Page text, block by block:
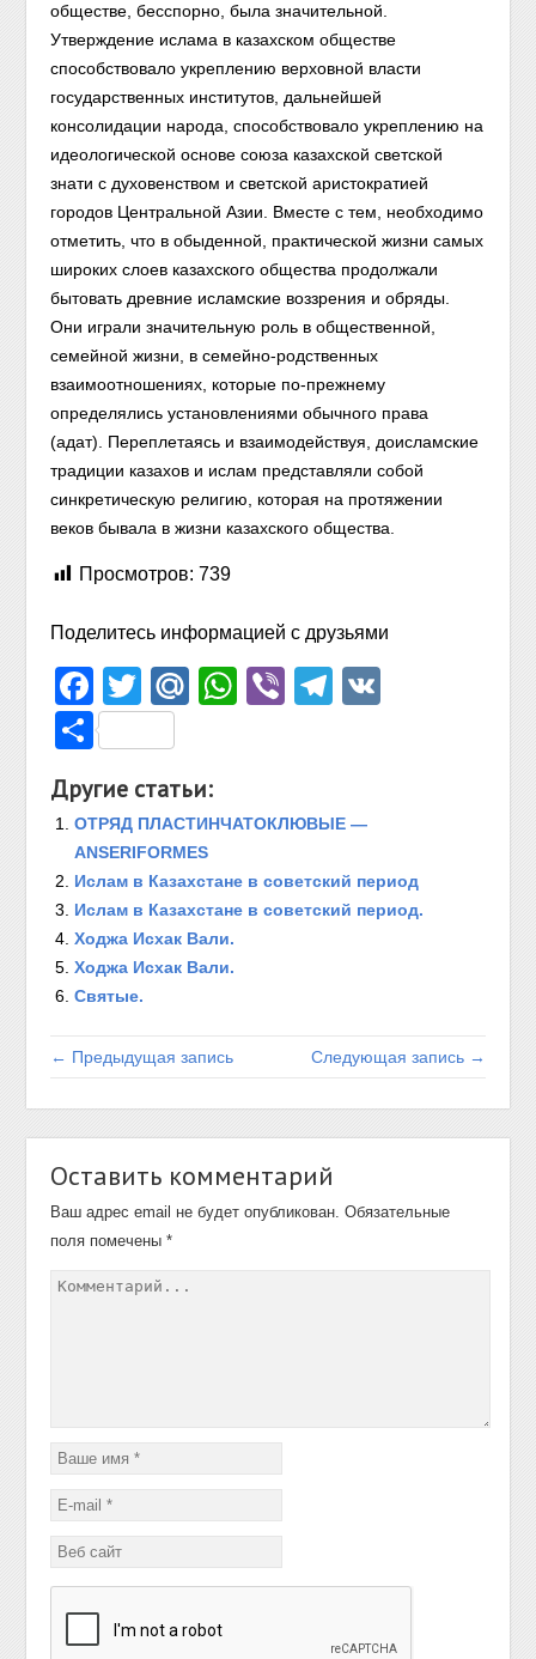
обществе, бесспорно, была значительной.
Утверждение ислама в казахском обществе
способствовало укреплению верховной власти
государственных институтов, дальнейшей
консолидации народа, способствовало укреплению на
идеологической основе союза казахской светской
знати с духовенством и светской аристократией
городов Центральной Азии. Вместе с тем, необходимо
отметить, что в обыденной, практической жизни самых
широких слоев казахского общества продолжали
бытовать древние исламские воззрения и обряды.
Они играли значительную роль в общественной,
семейной жизни, в семейно-родственных
взаимоотношениях, которые по-прежнему
определялись установлениями обычного права
(адат). Переплетаясь и взаимодействуя, доисламские
традиции казахов и ислам представляли собой
синкретическую религию, которая на протяжении
веков бывала в жизни казахского общества.
Просмотров: 739
Поделитесь информацией с друзьями
Facebook
TwitterMail.Ru
WhatsApp
ViberTelegram
Отправить
Другие статьи:
ОТРЯД ПЛАСТИНЧАТОКЛЮВЫЕ —
ANSERIFORMES
Ислам в Казахстане в советский период
Ислам в Казахстане в советский период.
Ходжа Исхак Вали.
Ходжа Исхак Вали.
Святые.
← Предыдущая запись Следующая запись →
Оставить комментарий
Ваш адрес email не будет опубликован. Обязательные
поля помечены*